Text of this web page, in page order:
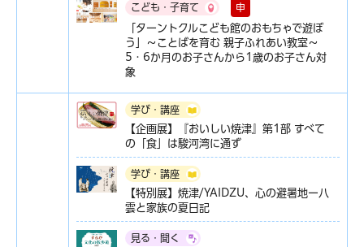
こども・子育て 申
「ターントクルこども館のおもちゃで遊ぼ
う」～ことばを育む 親子ふれあい教室～
5・6か月のお子さんから1歳のお子さん対
象
学び・講座
【企画展】『おいしい焼津』第1部 すべて
の「食」は駿河湾に通ず
学び・講座
【特別展】焼津/YAIDZU、心の避暑地ー八
雲と家族の夏日記
見る・聞く